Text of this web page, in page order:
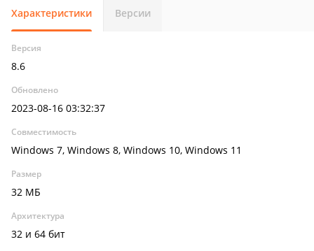
Характеристики Версии
Версия
8.6
Обновлено
2023-08-16 03:32:37
Совместимость
Windows 7, Windows 8, Windows 10, Windows 11
Размер
32 МБ
Архитектура
32 и 64 бит